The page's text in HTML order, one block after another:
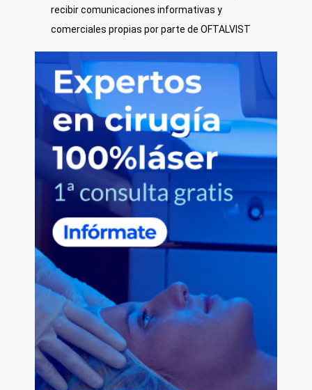
recibir comunicaciones informativas y
comerciales propias por parte de OFTALVIST